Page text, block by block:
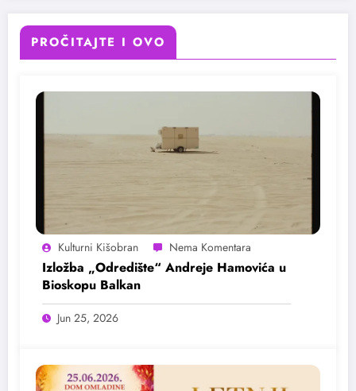
PROČITAJTE I OVO
Kulturni Kišobran
Izložba „Odredište“ Andreje Hamovića u
Bioskopu Balkan
Jun 25, 2026